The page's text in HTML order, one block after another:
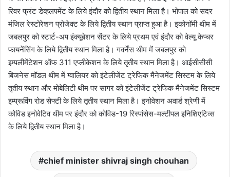
रिवर फ्रंट डेव्हलपमेंट के लिये इंदौर को द्वितीय स्थान मिला है। भोपाल को सदर
मंजिल रेस्टोरेशन प्रोजेक्ट के लिये द्वितीय स्थान प्राप्त हुआ है। इकोनॉमी थीम में
जबलपुर को स्टार्ट-अप इंक्यूबेशन सेंटर के लिये प्रथम एवं इंदौर को वेल्यू केप्चर
फायनेंसिंग के लिये द्वितीय स्थान मिला है। गवर्नेंस थीम में जबलपुर को
इम्पलीमेंटेशन ऑफ 311 एप्लीकेशन के लिये तृतीय स्थान मिला है। आईसीसीसी
बिजनेस मॉडल थीम में ग्वालियर को इंटेलीजेंट ट्रेफिक मैनेजमेंट सिस्टम के लिये
तृतीय स्थान और मोबेलिटी थीम पर सागर को इंटेलीजेंट ट्रेफिक मैनेजमेंट सिस्टम
इम्प्रूविंग रोड सेफ्टी के लिये तृतीय स्थान मिला है। इनोवेशन अवार्ड श्रेणी में
कोविड इनोवेटिव थीम पर इंदौर को कोविड-19 रिस्पांसेस-मल्टीपल इनिशिएटिव्स
के लिये द्वितीय स्थान मिला है।
chief minister shivraj singh chouhan